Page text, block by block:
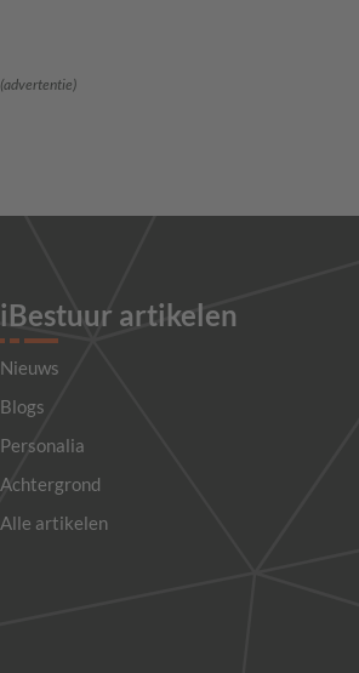
(advertentie)
iBestuur artikelen
Nieuws
Blogs
Personalia
Achtergrond
Alle artikelen